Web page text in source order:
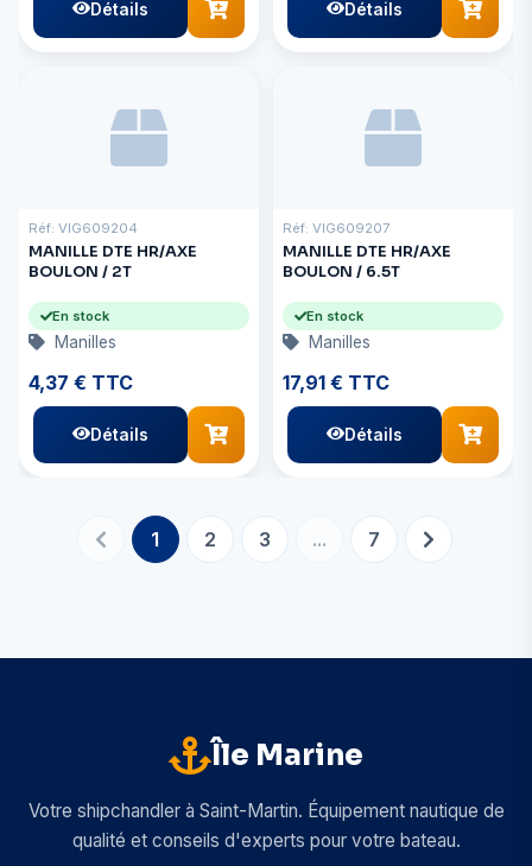
Détails Détails
Réf: VIG609204
MANILLE DTE HR/AXE
BOULON / 2T
En stock
Manilles
4,37 € TTC
Détails
Réf: VIG609207
MANILLE DTE HR/AXE
BOULON / 6.5T
En stock
Manilles
17,91 € TTC
Détails
1 2 3 ... 7
Île Marine
Votre shipchandler à Saint-Martin. Équipement nautique de
qualité et conseils d'experts pour votre bateau.